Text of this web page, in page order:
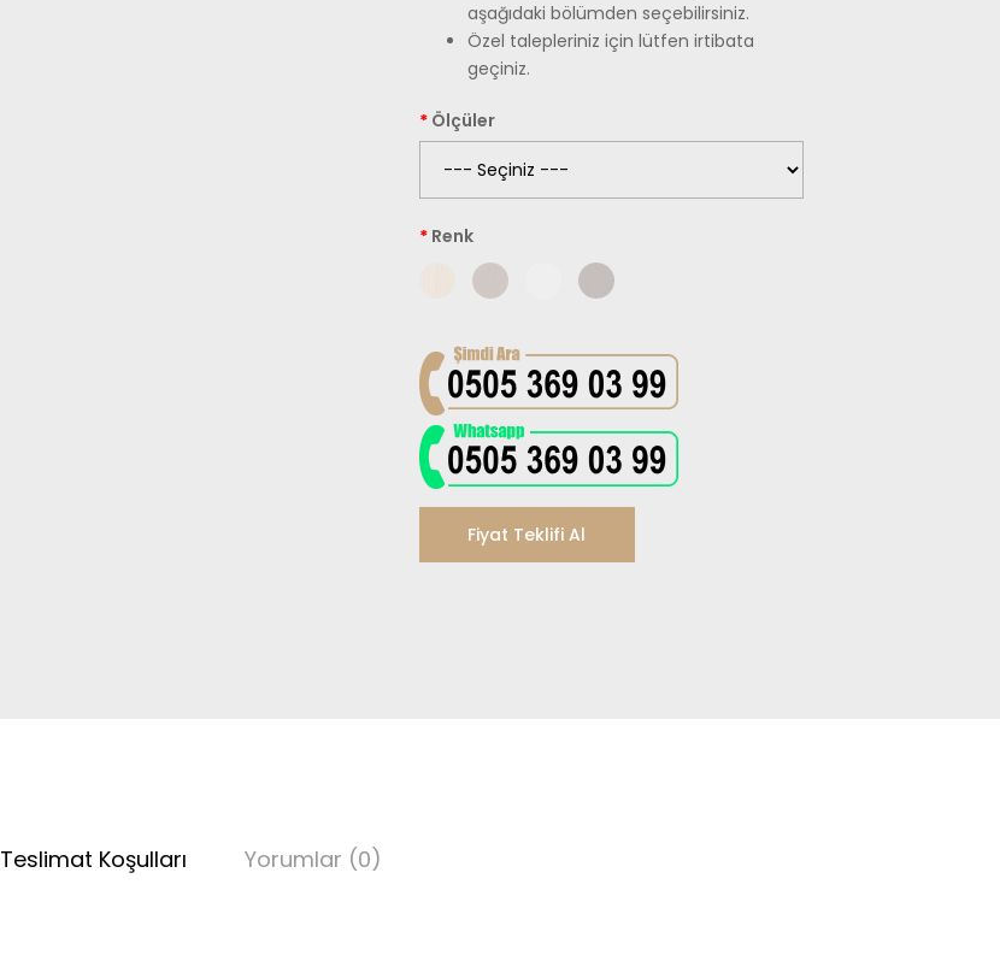
aşağıdaki bölümden seçebilirsiniz.
Özel talepleriniz için lütfen irtibata
geçiniz.
Ölçüler
Renk
Fiyat Teklifi Al
Teslimat Koşulları Yorumlar (0)